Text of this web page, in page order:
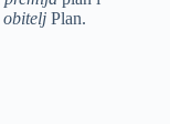
obitelj Plan.